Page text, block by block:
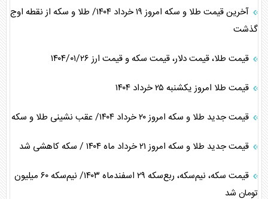
آخرین قیمت طلا و سکه امروز ۱۹ خرداد ۱۴۰۴/ طلا و سکه از نقطه اوج
گذشت
قیمت طلا، قیمت دلار، قیمت سکه و قیمت ارز ۱۴۰۴/۰۱/۲۶
قیمت طلا امروز یکشنبه ۲۵ خرداد ۱۴۰۴
قیمت جدید طلا و سکه امروز ۲۰ خرداد ۱۴۰۴/ عقب نشینی طلا و سکه
قیمت جدید طلا و سکه امروز ۲۱ خرداد ماه ۱۴۰۴ / سکه کاهشی شد
قیمت سکه، نیم‌سکه، ربع‌سکه ۲۹ اسفندماه ۱۴۰۳/ نیم‌سکه ۶۰ میلیون
تومان شد